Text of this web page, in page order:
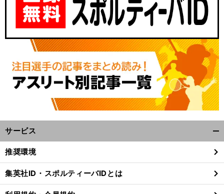
サービス
閉
る
推奨環境
集英社ID・スポルティーバIDとは